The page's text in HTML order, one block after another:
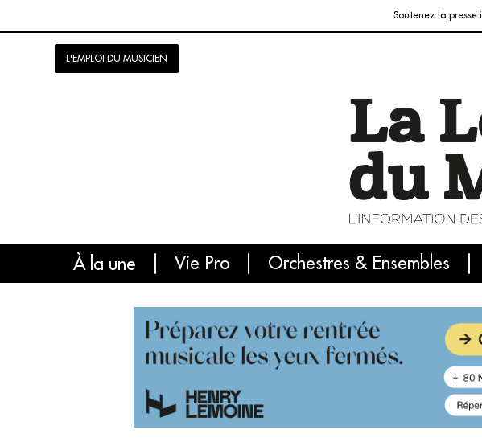
Soutenez la
L'EMPLOI DU MUSICIEN
À la une Vie Pro Orchestres & Ensembles
L'info du jour